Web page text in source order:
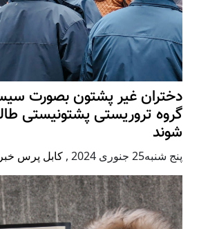
دختران غیر پشتون بصورت
گروه تروریستی پشتونیستی
شوند
پنج شنبه25 جنوری 2024 , کابل پرس